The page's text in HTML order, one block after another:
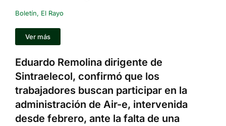
Boletín, El Rayo
Ver más
Eduardo Remolina dirigente de
Sintraelecol, confirmó que los
trabajadores buscan participar en la
administración de Air-e, intervenida
desde febrero, ante la falta de una